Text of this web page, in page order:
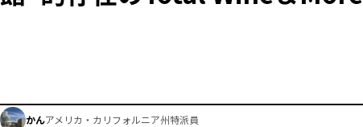
かんアメリカ・カリフォルニア州特派員